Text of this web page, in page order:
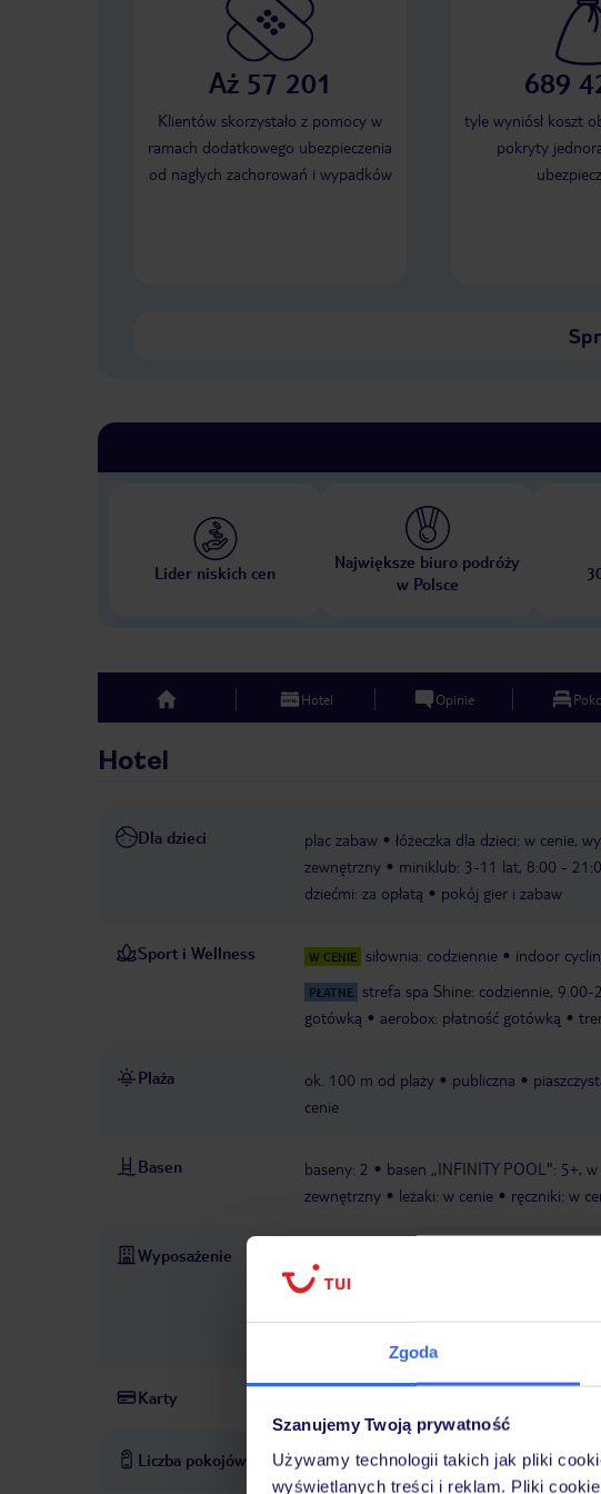
Zgoda
Szanujemy Twoją prywatność
Używamy technologii takich jak pliki
wyświetlanych treści i reklam. Pliki
Aż 57 201
Klientów skorzystało z pomocy w
ramach dodatkowego ubezpieczenia
od nagłych zachorowań i wypadków
689
tyle wyniósł koszt
pokryty
Lider niskich cen
Największe biuro podróży
w Polsce
top Hotel Opinie
Hotel
Dla dzieci plac zabaw łóżeczka dla dzieci: w cenie,
zewnętrzny
miniklub: 3-11 lat, 8:00 -
dziećmi: za opłatą
pokój gier i zabaw
Sport i Wellness W CENIE siłownia: codziennie indoor
PŁATNE strefa spa Shine: codziennie, 9.00-
gotówką
aerobox: płatność gotówką
Plaża ok. 100 m od plaży publiczna
cenie
Basen baseny: 2 basen „INFINITY POOL": 5+,
zewnętrzny
leżaki: w cenie ręczniki: w
Wyposażenie
dachu
Karty
Liczba pokojów 203